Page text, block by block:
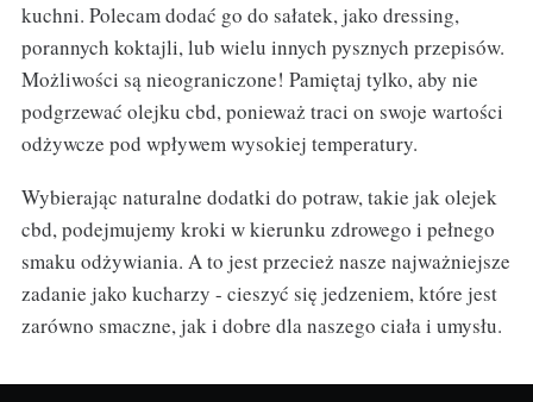
kuchni. Polecam dodać go do sałatek, jako dressing,
porannych koktajli, lub wielu innych pysznych przepisów.
Możliwości są nieograniczone! Pamiętaj tylko, aby nie
podgrzewać olejku cbd, ponieważ traci on swoje wartości
odżywcze pod wpływem wysokiej temperatury.
Wybierając naturalne dodatki do potraw, takie jak olejek
cbd, podejmujemy kroki w kierunku zdrowego i pełnego
smaku odżywiania. A to jest przecież nasze najważniejsze
zadanie jako kucharzy - cieszyć się jedzeniem, które jest
zarówno smaczne, jak i dobre dla naszego ciała i umysłu.